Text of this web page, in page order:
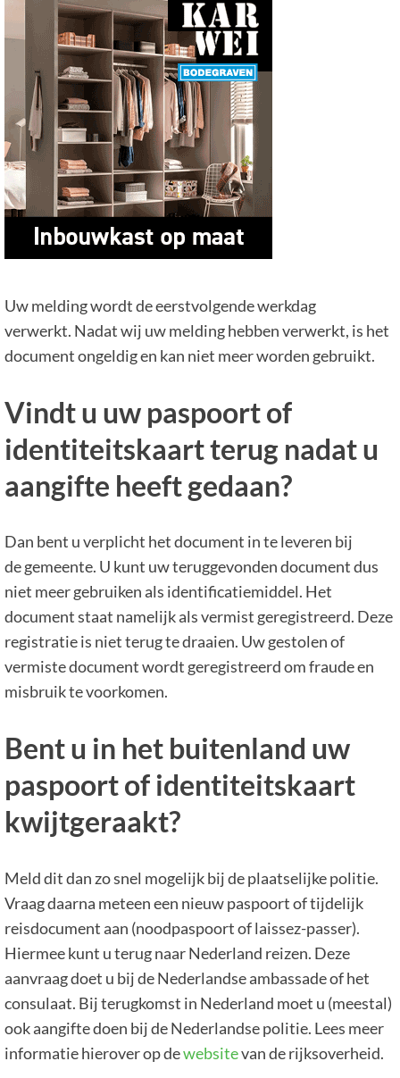
Uw melding wordt de eerstvolgende werkdag
verwerkt. Nadat wij uw melding hebben verwerkt, is het
document ongeldig en kan niet meer worden gebruikt.
Vindt u uw paspoort of
identiteitskaart terug nadat u
aangifte heeft gedaan?
Dan bent u verplicht het document in te leveren bij
de gemeente. U kunt uw teruggevonden document dus
niet meer gebruiken als identificatiemiddel. Het
document staat namelijk als vermist geregistreerd. Deze
registratie is niet terug te draaien. Uw gestolen of
vermiste document wordt geregistreerd om fraude en
misbruik te voorkomen.
Bent u in het buitenland uw
paspoort of identiteitskaart
kwijtgeraakt?
Meld dit dan zo snel mogelijk bij de plaatselijke politie.
Vraag daarna meteen een nieuw paspoort of tijdelijk
reisdocument aan (noodpaspoort of laissez-passer).
Hiermee kunt u terug naar Nederland reizen. Deze
aanvraag doet u bij de Nederlandse ambassade of het
consulaat. Bij terugkomst in Nederland moet u (meestal)
ook aangifte doen bij de Nederlandse politie. Lees meer
informatie hierover op dewebsitevan de rijksoverheid.